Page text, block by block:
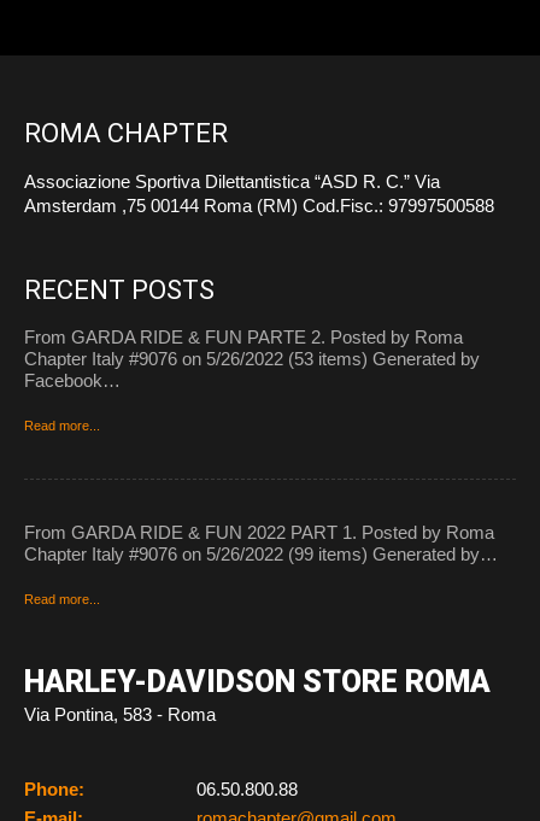
ROMA CHAPTER
Associazione Sportiva Dilettantistica “ASD R. C.” Via
Amsterdam ,75 00144 Roma (RM) Cod.Fisc.: 97997500588
RECENT POSTS
From GARDA RIDE & FUN PARTE 2. Posted by Roma
Chapter Italy #9076 on 5/26/2022 (53 items) Generated by
Facebook…
Read more...
From GARDA RIDE & FUN 2022 PART 1. Posted by Roma
Chapter Italy #9076 on 5/26/2022 (99 items) Generated by…
Read more...
HARLEY-DAVIDSON STORE ROMA
Via Pontina, 583 - Roma
Phone:
06.50.800.88